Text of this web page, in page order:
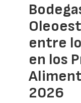
entre
en los
2026